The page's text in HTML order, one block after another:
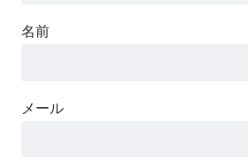
名前
メール